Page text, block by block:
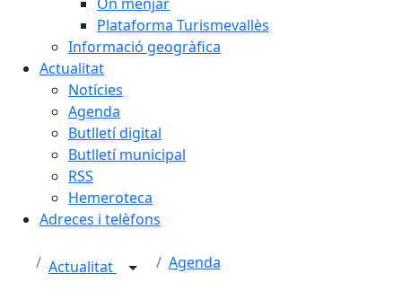
Plataforma Turismevallès
Informació geogràfica
Actualitat
Notícies
Agenda
Butlletí digital
Butlletí municipal
RSS
Hemeroteca
Adreces i telèfons
Actualitat Agenda